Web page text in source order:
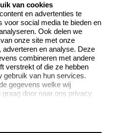
Veel gestelde vragen
Herroepingsrecht
Retourneren
van cookies
en advertenties te
voor social media te bieden en
Ook delen we
onze site met onze
en analyse. Deze
combineren met andere
verstrekt of die ze hebben
gebruik van hun services.
gegevens welke wij
door naar ons privacy